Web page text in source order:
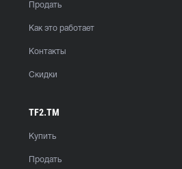
Продать
Как это работает
Контакты
Скидки
TF2.TM
Купить
Продать